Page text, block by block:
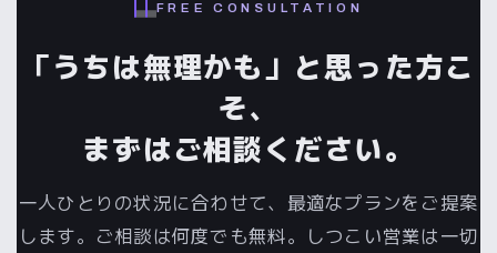
FREE CONSULTATION
「うちは無理かも」と思った方こ
そ、
まずはご相談ください。
一人ひとりの状況に合わせて、最適なプランをご提案
します。ご相談は何度でも無料。しつこい営業は一切